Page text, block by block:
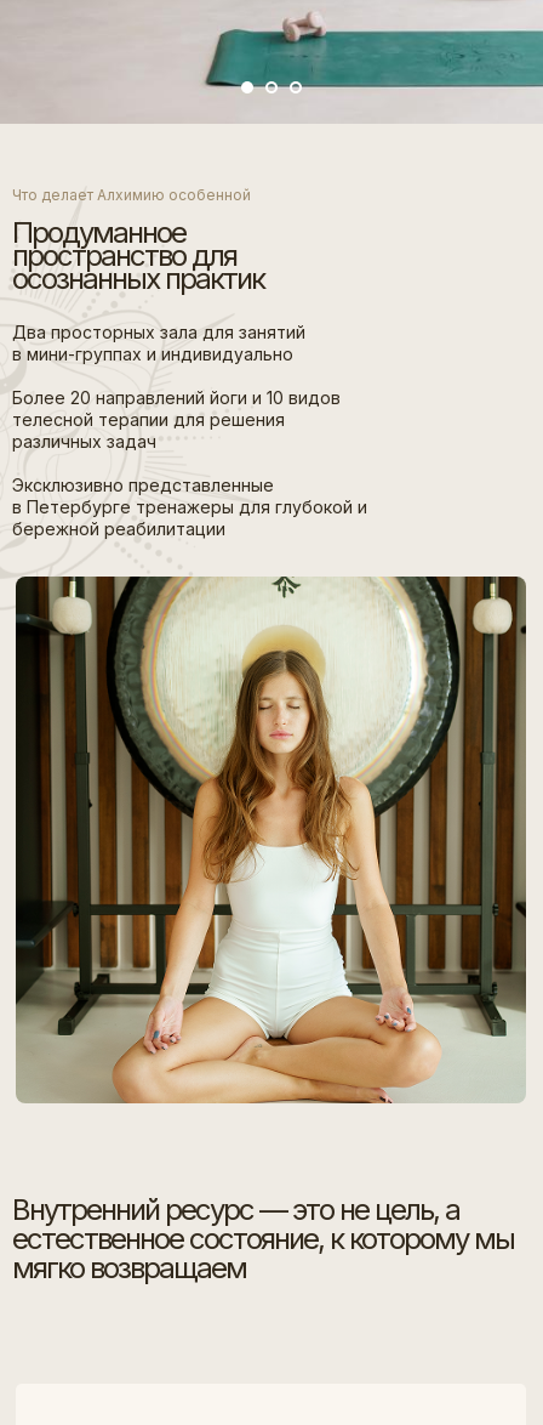
Что делает Алхимию особенной
Продуманное
пространство для
осознанных практик
Два просторных зала для занятий
в мини-группах и индивидуально
Более 20 направлений йоги и 10 видов
телесной терапии для решения
различных задач
Эксклюзивно представленные
в Петербурге тренажеры для глубокой и
бережной реабилитации
Внутренний ресурс — это не цель, а
естественное состояние, к которому мы
мягко возвращаем